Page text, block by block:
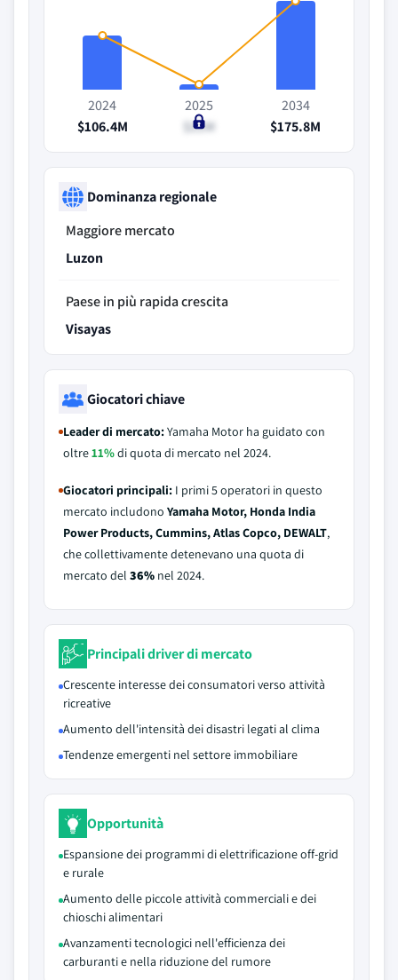
2024
$106.4M
2025
$11M
2034
$175.8M
Dominanza regionale
Maggiore mercato
Luzon
Paese in più rapida crescita
Visayas
Giocatori chiave
Leader di mercato:Yamaha Motor ha guidato con
oltre11%di quota di mercato nel 2024.
Giocatori principali: I primi 5 operatori in questo
mercato includono Yamaha Motor, Honda India
Power Products, Cummins, Atlas Copco, DEWALT,
che collettivamente detenevano una quota di
mercato del 36% nel 2024.
Principali driver di mercato
Crescente interesse dei consumatori verso attività
ricreative
Aumento dell'intensità dei disastri legati al clima
Tendenze emergenti nel settore immobiliare
Opportunità
Espansione dei programmi di elettrificazione off-grid
e rurale
Aumento delle piccole attività commerciali e dei
chioschi alimentari
Avanzamenti tecnologici nell'efficienza dei
carburanti e nella riduzione del rumore